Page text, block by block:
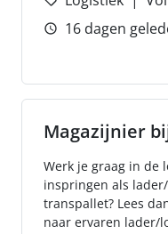
16 dagen
Magazijnier
Werk je graag in de
inspringen als
transpallet? Lees
naar ervaren lader/